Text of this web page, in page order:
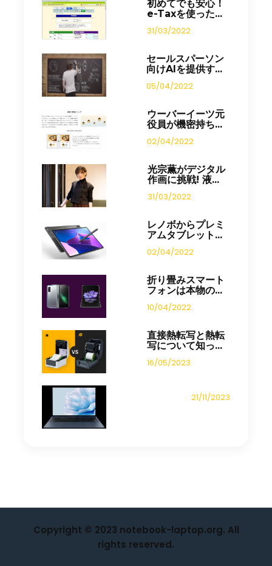
初めてでも安心！
e-Taxを使った...
31/03/2022
セールスパーソン
向けAIを提供す...
05/04/2022
ウーバーイーツ元
役員が機密持ち...
02/04/2022
光宗薫がデジタル
作画に挑戦! 液...
31/03/2022
レノボからプレミ
アムタブレット...
02/04/2022
折り畳みスマート
フォンは本物の...
10/04/2022
直接熱転写と熱転
写について知っ...
16/05/2023
21/11/2023
Copyright © 2023 notebook-laptop.org. All
rights reserved.